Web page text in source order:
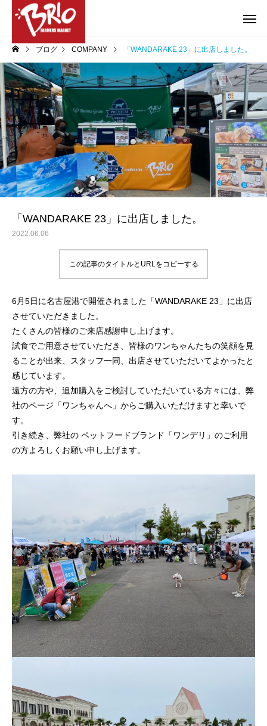
お得情報 やろうぜ！BBQ
事業所情報
ポークマイスター
COMPANY
特選ギフトのご案内
COMPANY
大府店・東海店 営業
のお知らせ
ブログ COMPANY 「WANDARAKE 23」に出店しました。
「WANDARAKE 23」に出店しました。
2022.06.06
この記事のタイトルとURLをコピーする
6月5日に名古屋港で開催されました「WANDARAKE 23」に出店
させていただきました。
たくさんの皆様のご来店感謝申し上げます。
試食でご用意させていただき、皆様のワンちゃんたちの笑顔を見
ることが出来、スタッフ一同、出店させていただいてよかったと
感じています。
遠方の方や、追加購入をご検討していただいている方々には、弊
社のページ「ワンちゃんへ」からご購入いただけますと幸いで
す。
引き続き、弊社の ペットフードブランド「ワンデリ」のご利用
の方よろしくお願い申し上げます。